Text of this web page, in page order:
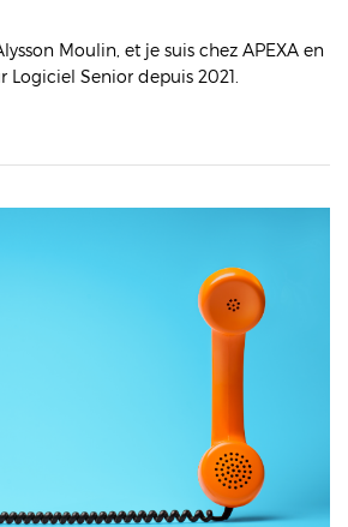
Moulin, et je suis chez APEXA en
Senior depuis 2021.